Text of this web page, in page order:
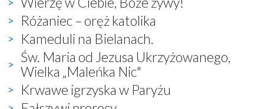
Różaniec – oręż katolika
Kameduli na Bielanach.
Św. Maria od Jezusa Ukrzyżowanego,
Wielka „Maleńka Nic"
Krwawe igrzyska w Paryżu